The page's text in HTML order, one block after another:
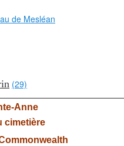
de Mesléan
(29)
Anne
cimetière